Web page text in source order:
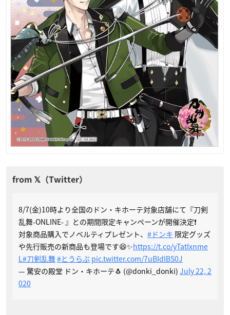
8/7(金)10時より全国のドン・キホーテ対象店舗にて『刀剣
乱舞-ONLINE- 』との期間限定キャンペーンが開催決定❗
対象商品購入でノベルティプレゼント、 #ドンキ 限定グッズ
や先行販売の新商品も登場です😆✨https://t.co/yTatIxnme
L#刀剣乱舞#とうらぶ pic.twitter.com/7uBIdlBS0J
— 驚安の殿堂 ドン・キホーテ🐧 (@donki_donki) July 22, 2
020